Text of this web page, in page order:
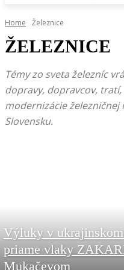
Home Železnice
ŽELEZNICE
Témy zo sveta železníc
dopravy, dopravcov,
modernizácie
Slovensku.
Výluky v ukrajinskom
priame vlaky
Mukačevom